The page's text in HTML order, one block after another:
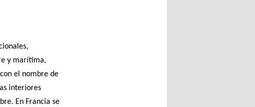
y marítima,
el nombre de
interiores
En Francia se